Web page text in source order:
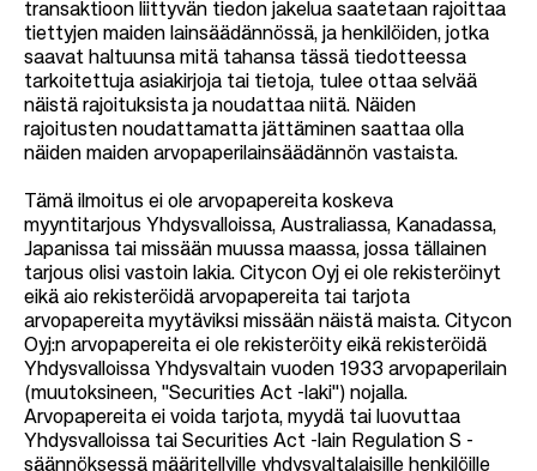
transaktioon liittyvän tiedon jakelua saatetaan rajoittaa
tiettyjen maiden lainsäädännössä, ja henkilöiden, jotka
saavat haltuunsa mitä tahansa tässä tiedotteessa
tarkoitettuja asiakirjoja tai tietoja, tulee ottaa selvää
näistä rajoituksista ja noudattaa niitä. Näiden
rajoitusten noudattamatta jättäminen saattaa olla
näiden maiden arvopaperilainsäädännön vastaista.
Tämä ilmoitus ei ole arvopapereita koskeva
myyntitarjous Yhdysvalloissa, Australiassa, Kanadassa,
Japanissa tai missään muussa maassa, jossa tällainen
tarjous olisi vastoin lakia. Citycon Oyj ei ole rekisteröinyt
eikä aio rekisteröidä arvopapereita tai tarjota
arvopapereita myytäviksi missään näistä maista. Citycon
Oyj:n arvopapereita ei ole rekisteröity eikä rekisteröidä
Yhdysvalloissa Yhdysvaltain vuoden 1933 arvopaperilain
(muutoksineen, "Securities Act -laki") nojalla.
Arvopapereita ei voida tarjota, myydä tai luovuttaa
Yhdysvalloissa tai Securities Act -lain Regulation S -
säännöksessä määritellyille yhdysvaltalaisille henkilöille